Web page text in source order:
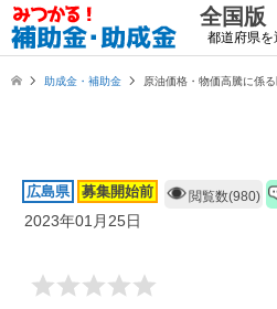
全国版
助成金・補助金 原油価格・物価高騰に係
広島県 募集開始前
2023年01月25日
閲覧数(980)